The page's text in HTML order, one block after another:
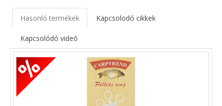
Hasonló termékek Kapcsolodó cikkek
Kapcsolódó videó